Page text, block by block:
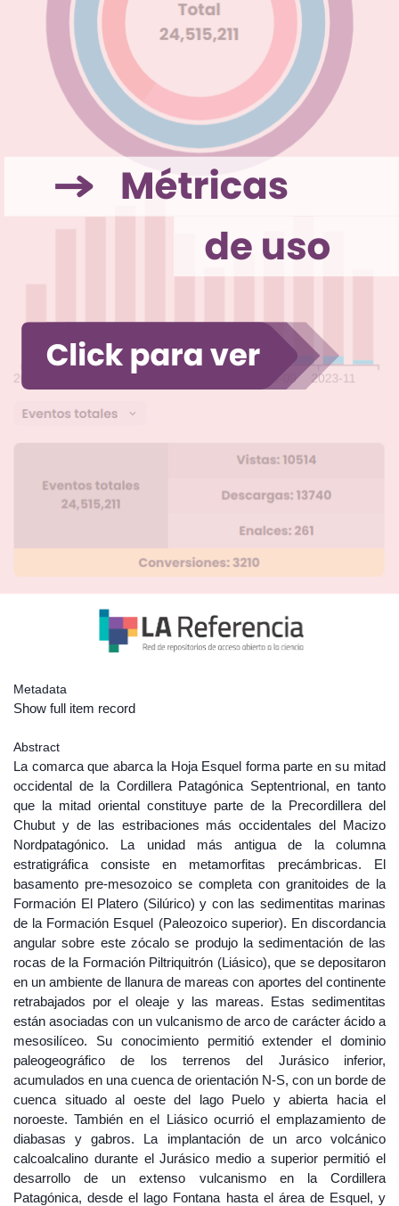
Metadata
Show full item record
Abstract
La comarca que abarca la Hoja Esquel forma parte en su mitad
occidental de la Cordillera Patagónica Septentrional, en tanto
que la mitad oriental constituye parte de la Precordillera del
Chubut y de las estribaciones más occidentales del Macizo
Nordpatagónico. La unidad más antigua de la columna
estratigráfica consiste en metamorfitas precámbricas. El
basamento pre-mesozoico se completa con granitoides de la
Formación El Platero (Silúrico) y con las sedimentitas marinas
de la Formación Esquel (Paleozoico superior). En discordancia
angular sobre este zócalo se produjo la sedimentación de las
rocas de la Formación Piltriquitrón (Liásico), que se depositaron
en un ambiente de llanura de mareas con aportes del continente
retrabajados por el oleaje y las mareas. Estas sedimentitas
están asociadas con un vulcanismo de arco de carácter ácido a
mesosilíceo. Su conocimiento permitió extender el dominio
paleogeográfico de los terrenos del Jurásico inferior,
acumulados en una cuenca de orientación N-S, con un borde de
cuenca situado al oeste del lago Puelo y abierta hacia el
noroeste. También en el Liásico ocurrió el emplazamiento de
diabasas y gabros. La implantación de un arco volcánico
calcoalcalino durante el Jurásico medio a superior permitió el
desarrollo de un extenso vulcanismo en la Cordillera
Patagónica, desde el lago Fontana hasta el área de Esquel, y